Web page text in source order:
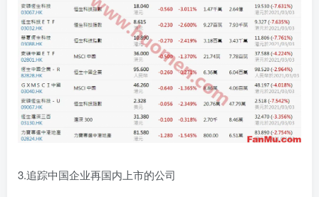
3.追踪中国企业再国内上市的公司